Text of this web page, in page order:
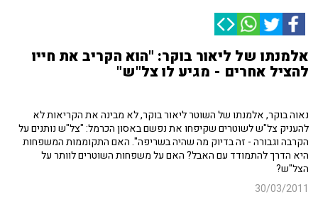
אלמנתו של ליאור בוקר: "הוא הקריב את חייו
להציל אחרים - מגיע לו צל"ש"
נאוה בוקר, אלמנתו של השוטר ליאור בוקר, לא מבינה את הקריאות לא
להעניק צל"ש לשוטרים שקיפחו את נפשם באסון הכרמל: "צל"ש נותנים על
הקרבה וגבורה - זה בדיוק מה שהיה בשריפה". האם התקוממות המשפחות
היא הדרך להתמודד עם האבל? האם על משפחות השוטרים לוותר על
הצל"ש?
30/03/2011